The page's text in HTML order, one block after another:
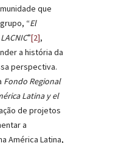
que
“El
”[2],
a história da
perspectiva.
Fondo Regional
Latina y el
de projetos
a
América Latina,